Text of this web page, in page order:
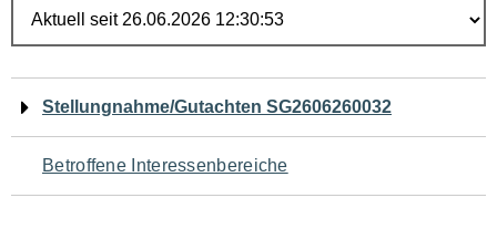
Navigation
für
den
Stellungnahme/Gutachten SG2606260032
Betroffene Interessenbereiche